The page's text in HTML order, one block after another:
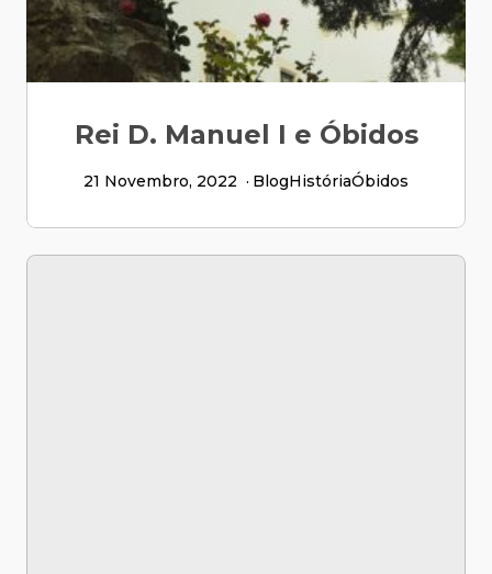
Rei D. Manuel I e Óbidos
21 Novembro, 2022 BlogHistóriaÓbidos